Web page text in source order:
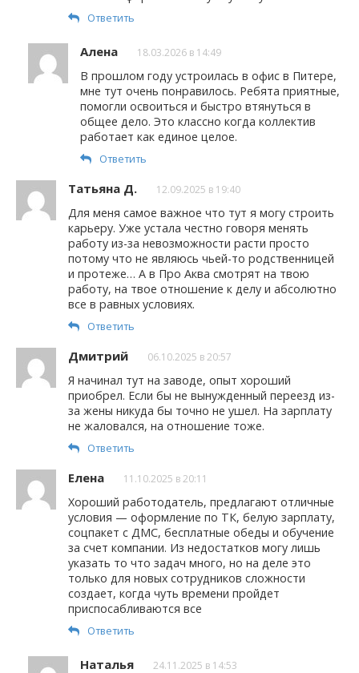
Ответить
Алена 18.03.2026 в 14:49
В прошлом году устроилась в офис в Питере,
мне тут очень понравилось. Ребята приятные,
помогли освоиться и быстро втянуться в
общее дело. Это классно когда коллектив
работает как единое целое.
Ответить
Татьяна Д. 12.09.2025 в 19:40
Для меня самое важное что тут я могу строить
карьеру. Уже устала честно говоря менять
работу из-за невозможности расти просто
потому что не являюсь чьей-то родственницей
и протеже… А в Про Аква смотрят на твою
работу, на твое отношение к делу и абсолютно
все в равных условиях.
Ответить
Дмитрий 06.10.2025 в 20:57
Я начинал тут на заводе, опыт хороший
приобрел. Если бы не вынужденный переезд из-
за жены никуда бы точно не ушел. На зарплату
не жаловался, на отношение тоже.
Ответить
Елена 11.10.2025 в 20:11
Хороший работодатель, предлагают отличные
условия — оформление по ТК, белую зарплату,
соцпакет с ДМС, бесплатные обеды и обучение
за счет компании. Из недостатков могу лишь
указать то что задач много, но на деле это
только для новых сотрудников сложности
создает, когда чуть времени пройдет
приспосабливаются все
Ответить
Наталья 24.11.2025 в 14:53